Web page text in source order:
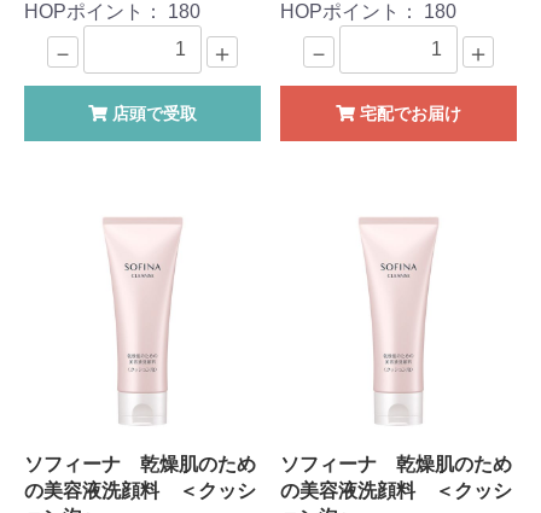
HOPポイント： 180
－ ＋
店頭で受取
HOPポイント： 180
－ ＋
宅配でお届け
ソフィーナ 乾燥肌のため
の美容液洗顔料 ＜クッシ
ソフィーナ 乾燥肌のため
の美容液洗顔料 ＜クッシ